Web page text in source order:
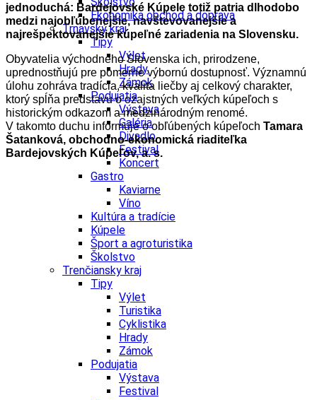
Ekonomika obchod a doprava
Trnavský kraj
Tipy
Výlet
Hrady
Zámok
Podujatia
Výstava
Galéria
Divadlo
Festival
Koncert
Gastro
Kaviarne
Víno
Kultúra a tradície
Kúpele
Šport a agroturistika
Školstvo
Trenčiansky kraj
Tipy
Výlet
Turistika
Cyklistika
Hrady
Zámok
Podujatia
Výstava
Festival
jednoduchá: Bardejovské Kúpele totiž patria dlhodobo
medzi najobľúbenejšie, navštevovanejšie a
najrešpektovanejšie kúpeľné zariadenia na Slovensku.
Obyvatelia východného Slovenska ich, prirodzene,
uprednostňujú pre pomerne výbornú dostupnosť. Významnú
úlohu zohráva tradícia, kvalita liečby aj celkový charakter,
ktorý spĺňa predstavu o ozajstných veľkých kúpeľoch s
historickým odkazom a medzinárodným renomé.
V takomto duchu informuje o obľúbených kúpeľoch Tamara
Šatanková, obchodno-ekonomická riaditeľka
Bardejovských Kúpeľov, a. s.